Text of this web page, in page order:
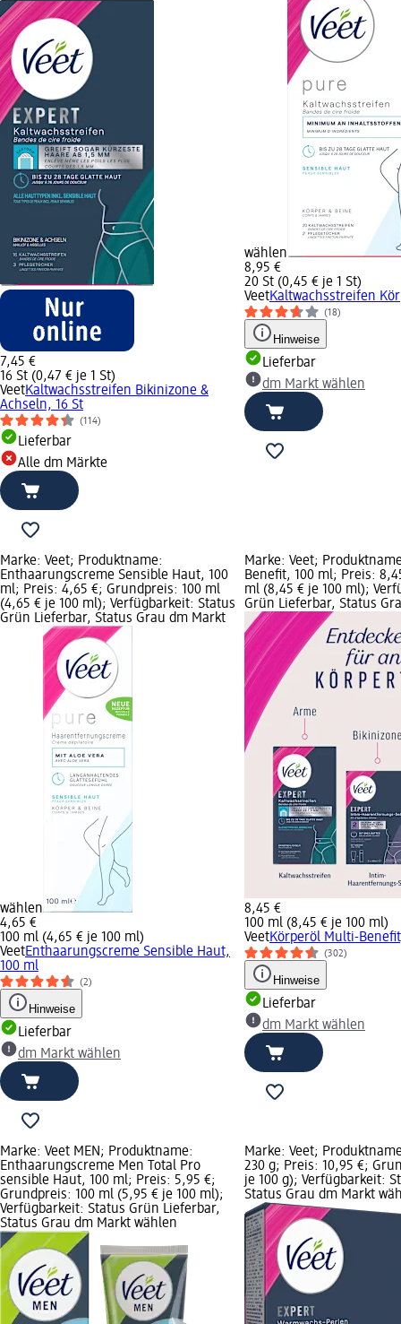
7,45 €
16 St (0,47 € je 1 St)
VeetKaltwachsstreifen Bikinizone &
Achseln, 16 St
(114)
Lieferbar
Alle dm Märkte
wählen
8,95 €
20 St (0,45 € je 1 St)
VeetKaltwachsstreifen
(18)
Hinweise
Lieferbar
dm Markt wählen
Marke: Veet; Produktname:
Enthaarungscreme Sensible Haut, 100
ml; Preis: 4,65 €; Grundpreis: 100 ml
(4,65 € je 100 ml); Verfügbarkeit: Status
Grün Lieferbar, Status Grau dm Markt
wählen
4,65 €
100 ml (4,65 € je 100 ml)
VeetEnthaarungscreme Sensible Haut,
100 ml
(2)
Hinweise
Lieferbar
dm Markt wählen
Marke: Veet;
Benefit, 100 ml; Preis:
ml (8,45 € je 100 ml);
Grün Lieferbar, Status
8,45 €
100 ml (8,45 € je 100 ml)
VeetKörperöl Multi-
(302)
Hinweise
Lieferbar
dm Markt wählen
Marke: Veet MEN; Produktname:
Enthaarungscreme Men Total Pro
sensible Haut, 100 ml; Preis: 5,95 €;
Grundpreis: 100 ml (5,95 € je 100 ml);
Verfügbarkeit: Status Grün Lieferbar,
Status Grau dm Markt wählen
Marke: Veet;
230 g; Preis: 10,95 €;
je 100 g); Verfügbarkeit:
Status Grau dm Markt